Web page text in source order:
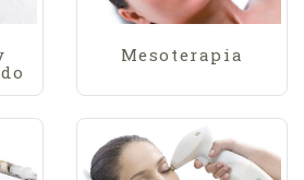
Mesoterapia